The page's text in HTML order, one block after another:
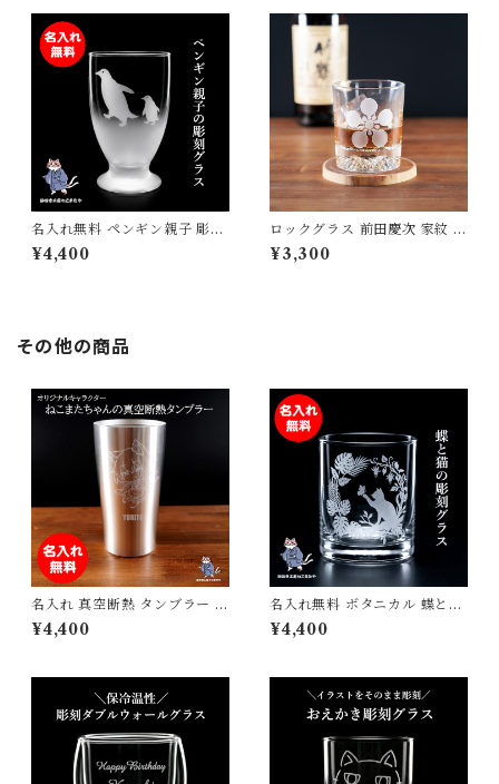
名入れ無料 ペンギン親子 彫刻
グラス 日本製 オリジナルギフ
ト 誕生日 プレゼント 記念品
¥4,400
ロックグラス 前田慶次 家紋 戦
国武将 酒 ウィスキー 焼酎 誕
生日 父の日 母の日 敬老の日
¥3,300
その他の商品
名入れ 真空断熱 タンブラー ね
こまたちゃん 猫又 妖怪 ネコ
グッズ 猫グッズ 名前入り ステ
お母さん 2024年 令和６年
¥4,400
名入れ無料 ボタニカル 蝶と猫
のロックグラス 日本製 275ml
ギフト 記念品にも 砂吹き工房
クリスマス 敬老の日
¥4,400